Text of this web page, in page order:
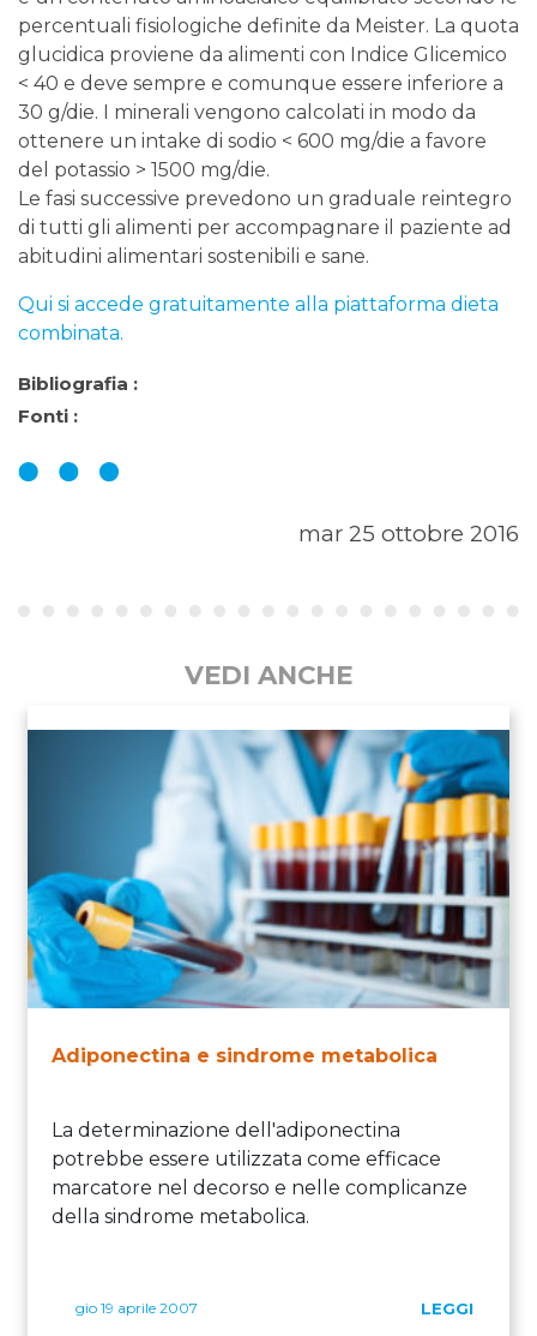
percentuali fisiologiche definite da Meister. La quota
glucidica proviene da alimenti con Indice Glicemico
< 40 e deve sempre e comunque essere inferiore a
30 g/die. I minerali vengono calcolati in modo da
ottenere un intake di sodio < 600 mg/die a favore
del potassio > 1500 mg/die.
Le fasi successive prevedono un graduale reintegro
di tutti gli alimenti per accompagnare il paziente ad
abitudini alimentari sostenibili e sane.
Qui si accede gratuitamente alla piattaforma dieta
combinata.
Bibliografia :
Fonti :
mar 25 ottobre 2016
VEDI ANCHE
Adiponectina e sindrome metabolica
La determinazione dell'adiponectina
potrebbe essere utilizzata come efficace
marcatore nel decorso e nelle complicanze
della sindrome metabolica.
gio 19 aprile 2007 LEGGI